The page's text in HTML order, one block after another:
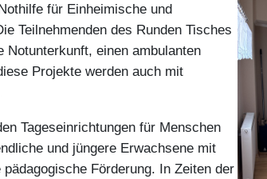
für Einheimische und
Teilnehmenden des Runden Tisches
Notunterkunft, einen ambulanten
Projekte werden auch mit
Tageseinrichtungen für Menschen
und jüngere Erwachsene mit
Förderung. In Zeiten der